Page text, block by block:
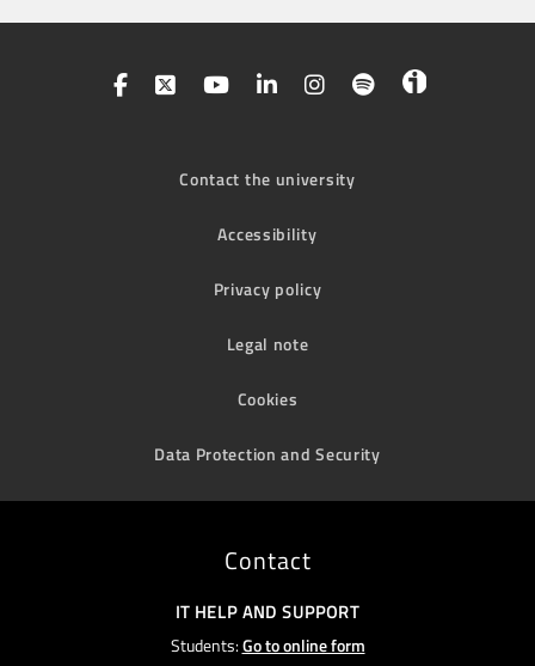
Contact the university
Accessibility
Privacy policy
Legal note
Cookies
Data Protection and Security
Contact
IT HELP AND SUPPORT
Students:Go to online form